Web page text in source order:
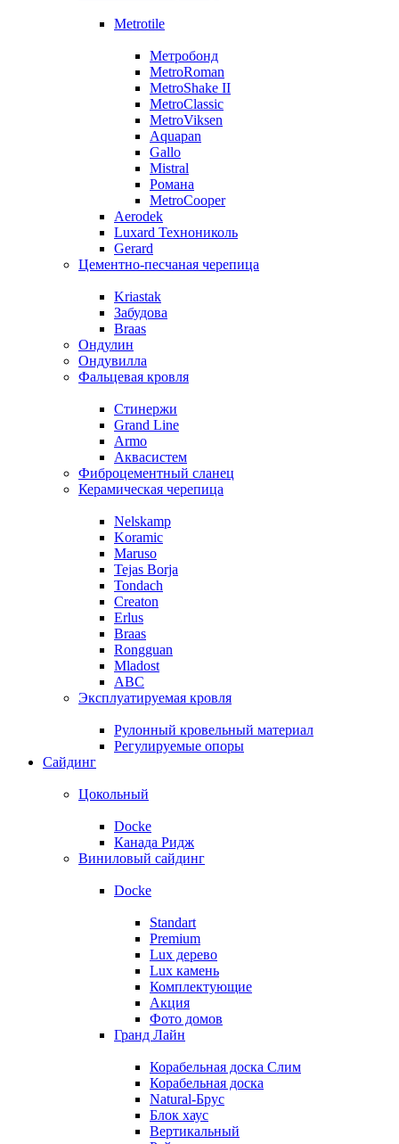
Metrotile
Метробонд
MetroRoman
MetroShake II
MetroClassic
MetroViksen
Aquapan
Gallo
Mistral
Романа
MetroCooper
Aerodek
Luxard Технониколь
Gerard
Цементно-песчаная черепица
Kriastak
Забудова
Braas
Ондулин
Ондувилла
Фальцевая кровля
Стинержи
Grand Line
Armo
Аквасистем
Фиброцементный сланец
Керамическая черепица
Nelskamp
Koramic
Maruso
Tejas Borja
Tondach
Creaton
Erlus
Braas
Rongguan
Mladost
ABC
Эксплуатируемая кровля
Рулонный кровельный материал
Регулируемые опоры
Сайдинг
Цокольный
Docke
Канада Ридж
Виниловый сайдинг
Docke
Standart
Premium
Lux дерево
Lux камень
Комплектующие
Акция
Фото домов
Гранд Лайн
Корабельная доска Слим
Корабельная доска
Natural-Брус
Блок хаус
Вертикальный